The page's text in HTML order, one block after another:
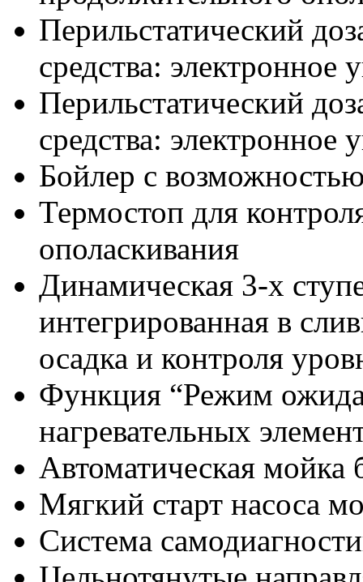
Перильстатический
средства: электронное
Перильстатический
средства: электронное
Бойлер с
Термостоп для
ополаскивания
Динамическая 3-х
интегрированная в
осадка и контроля
Функция “Режим
нагревательных
Автоматическая мойка
Мягкий старт насоса
Система